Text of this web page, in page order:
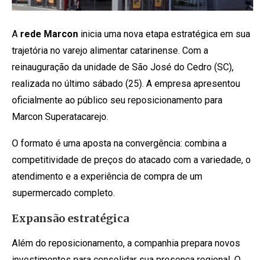
A rede Marcon inicia uma nova etapa estratégica em sua
trajetória no varejo alimentar catarinense. Com a
reinauguração da unidade de São José do Cedro (SC),
realizada no último sábado (25). A empresa apresentou
oficialmente ao público seu reposicionamento para
Marcon Superatacarejo.
O formato é uma aposta na convergência: combina a
competitividade de preços do atacado com a variedade, o
atendimento e a experiência de compra de um
supermercado completo.
Expansão estratégica
Além do reposicionamento, a companhia prepara novos